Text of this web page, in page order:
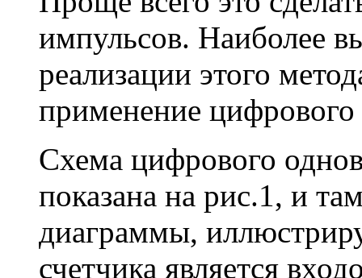
импульсов. Наиболее
реализации этого
применение цифрового
Схема цифрового
показана на рис.1, и
диаграммы,
счетчика является